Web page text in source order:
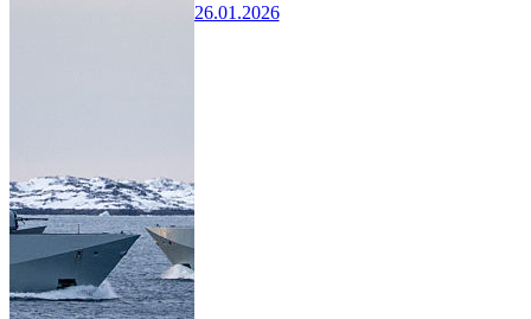
26.01.2026